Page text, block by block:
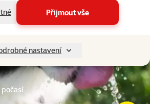
Přijmout vše
nastavení
počasí